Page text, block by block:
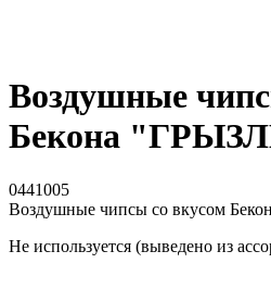
Воздушные
Бекона
0441005
Воздушные чипсы со вкусом
Не используется (выведено из